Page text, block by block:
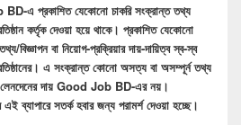
এ প্রকাশিত যেকোনো চাকরি সংক্রান্ত তথ্য
কর্তৃক দেওয়া হয়ে থাকে। প্রকাশিত যেকোনো
বিজ্ঞাপন বা নিয়োগ-প্রক্রিয়ার দায়-দায়িত্ব স্ব-স্ব
এ সংক্রান্ত কোনো অসত্য বা অসম্পূর্ন তথ্য
লেনদেনের দায় Good Job BD-এর নয়।
এই ব্যাপারে সতর্ক হবার জন্য পরামর্শ দেওয়া হচ্ছে।